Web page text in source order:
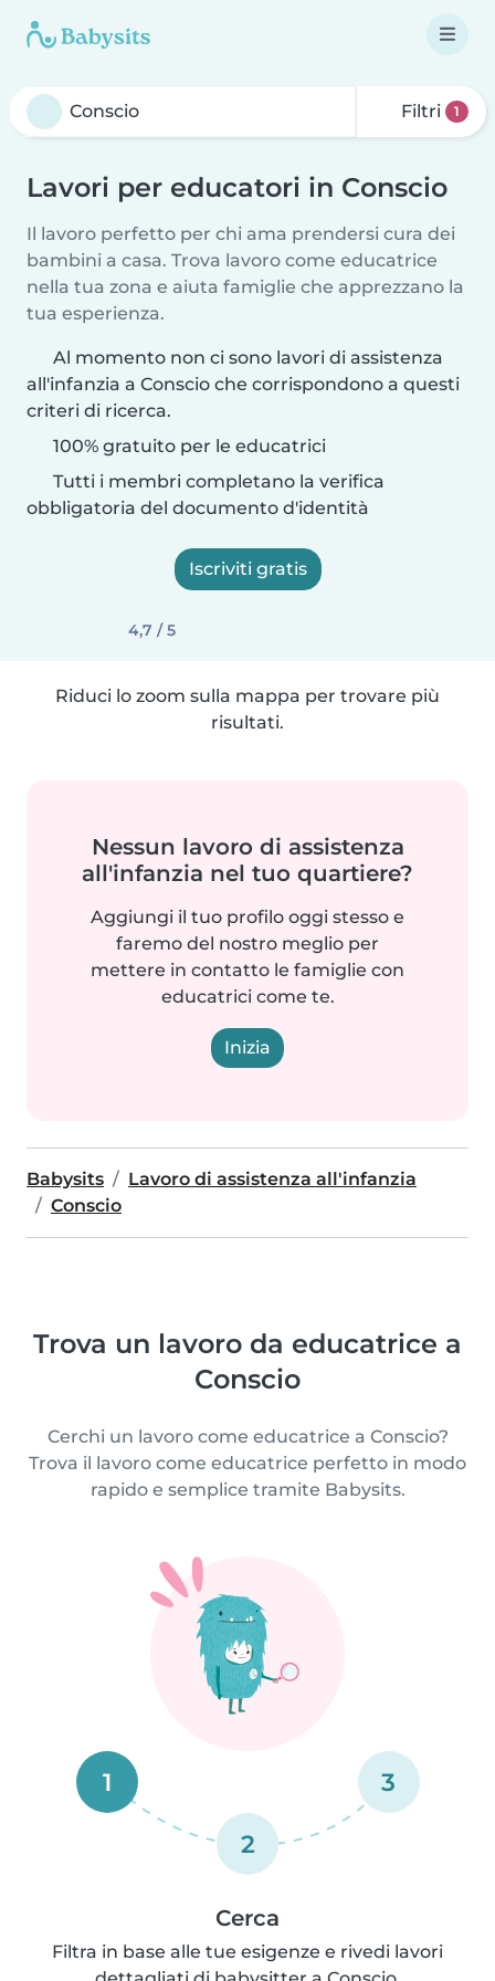
Filtri 1
Lavori per educatori in Conscio
Il lavoro perfetto per chi ama prendersi cura dei
bambini a casa. Trova lavoro come educatrice
nella tua zona e aiuta famiglie che apprezzano la
tua esperienza.
Al momento non ci sono lavori di assistenza
all'infanzia a Conscio che corrispondono a questi
criteri di ricerca.
100% gratuito per le educatrici
Tutti i membri completano la verifica
obbligatoria del documento d'identità
Iscriviti gratis
4,7 / 5
Riduci lo zoom sulla mappa per trovare più
risultati.
Nessun lavoro di assistenza
all'infanzia nel tuo quartiere?
Aggiungi il tuo profilo oggi stesso e
faremo del nostro meglio per
mettere in contatto le famiglie con
educatrici come te.
Inizia
Babysits
Lavoro di assistenza all'infanzia
Conscio
Trova un lavoro da educatrice a
Conscio
Cerchi un lavoro come educatrice a Conscio?
Trova il lavoro come educatrice perfetto in modo
rapido e semplice tramite Babysits.
1
2
3
Cerca
Filtra in base alle tue esigenze e rivedi lavori